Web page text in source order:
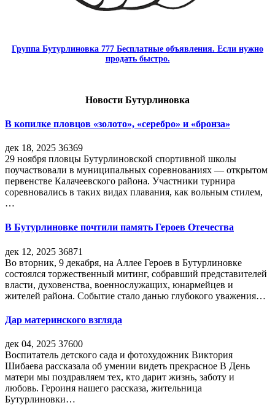
Группа Бутурлиновка 777 Бесплатные объявления. Если нужно
продать быстро.
Новости Бутурлиновка
В копилке пловцов «золото», «серебро» и «бронза»
дек 18, 2025 36369
29 ноября пловцы Бутурлиновской спортивной школы
поучаствовали в муниципальных соревнованиях — открытом
первенстве Калачеевского района. Участники турнира
соревновались в таких видах плавания, как вольным стилем,
…
В Бутурлиновке почтили память Героев Отечества
дек 12, 2025 36871
Во вторник, 9 декабря, на Аллее Героев в Бутурлиновке
состоялся торжественный митинг, собравший представителей
власти, духовенства, военнослужащих, юнармейцев и
жителей района. Событие стало данью глубокого уважения…
Дар материнского взгляда
дек 04, 2025 37600
Воспитатель детского сада и фотохудожник Виктория
Шибаева рассказала об умении видеть прекрасное В День
матери мы поздравляем тех, кто дарит жизнь, заботу и
любовь. Героиня нашего рассказа, жительница
Бутурлиновки…